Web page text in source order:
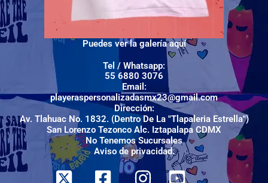
Puedes ver la galería aquí
Tel / Whatsapp:
55 6880 3076
Email:
playeraspersonalizadasmx23@gmail.com
Dirección:
Av. Tlahuac No. 1832. (Dentro De La "Tlapaleria Estrella")
San Lorenzo Tezonco Alc. Iztapalapa CDMX
No Tenemos Sucursales
Aviso de privacidad.